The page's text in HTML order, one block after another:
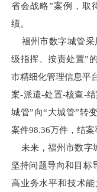
省会战略”案例，取
绩。
福州市数字城管采
级指挥、按责处置”
市精细化管理信息平
案-派遣-处置-核查-
城管”向“大城管”转
案件98.36万件，结案
未来，福州市数字
坚持问题导向和目标
高业务水平和技术